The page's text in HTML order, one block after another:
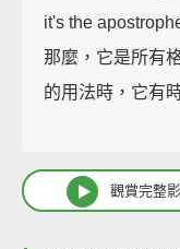
it's the
那麼，它是所有
的用法時，它有
觀賞完整